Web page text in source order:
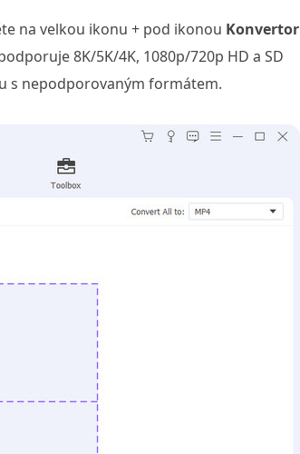
na velkou ikonu + pod ikonou Konvertor
8K/5K/4K, 1080p/720p HD a SD
s nepodporovaným formátem.